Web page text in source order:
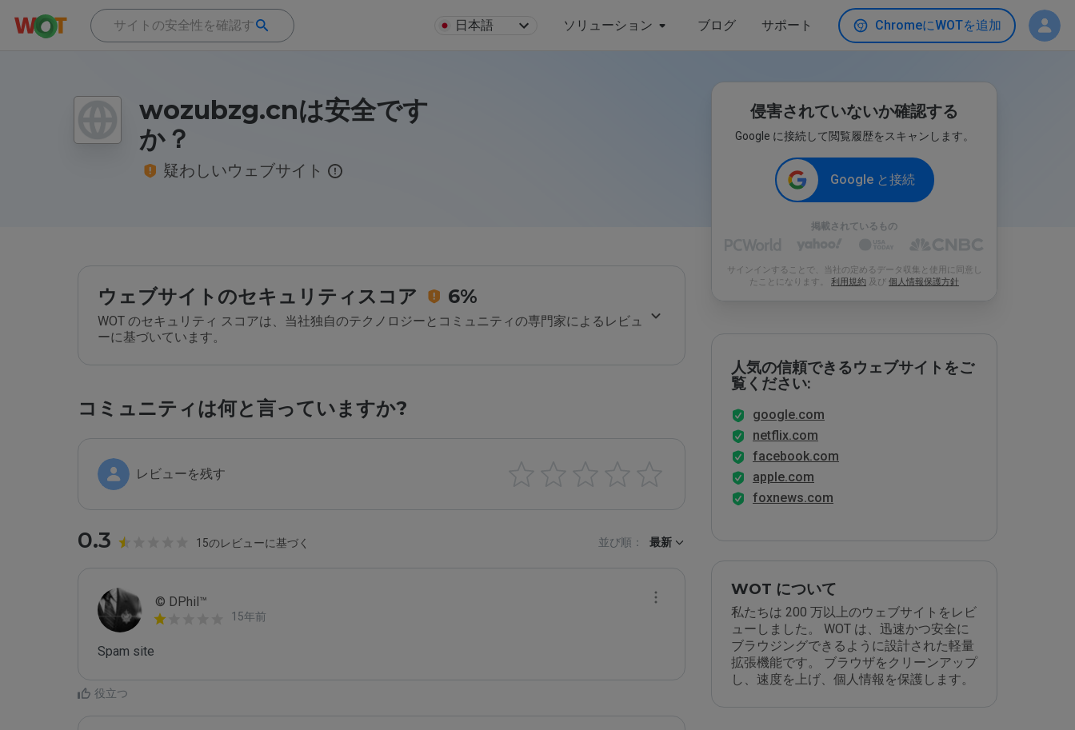
日本語 ソリューション ブログ サポート ChromeにWOTを追加
wozubzg.cnは安全です
か？
疑わしいウェブサイト
ウェブサイトのセキュリティスコア 6%
WOT のセキュリティ スコアは、当社独自のテクノロジーとコミュニティの専門家によるレビュ
ーに基づいています。
コミュニティは何と言っていますか?
レビューを残す
0.3 15のレビューに基づく 並び順： 最新
© DPhil™
15年前
Spam site
役立つ
侵害されていないか確認する
Google に接続して閲覧履歴をスキャンします。
Google と接続
掲載されているもの
サインインすることで、当社の定めるデータ収集と使用に同意し
たことになります。 利用規約 及び 個人情報保護方針
人気の信頼できるウェブサイトをご
覧ください:
google.com
netflix.com
facebook.com
apple.com
foxnews.com
WOT について
私たちは 200 万以上のウェブサイトをレビ
ューしました。 WOT は、迅速かつ安全に
ブラウジングできるように設計された軽量
拡張機能です。 ブラウザをクリーンアップ
し、速度を上げ、個人情報を保護します。